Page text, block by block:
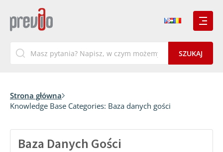
Strona główna
Knowledge Base Categories: Baza danych gości
Baza Danych Gości